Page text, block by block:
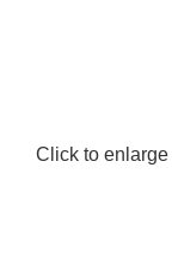
Click to enlarge